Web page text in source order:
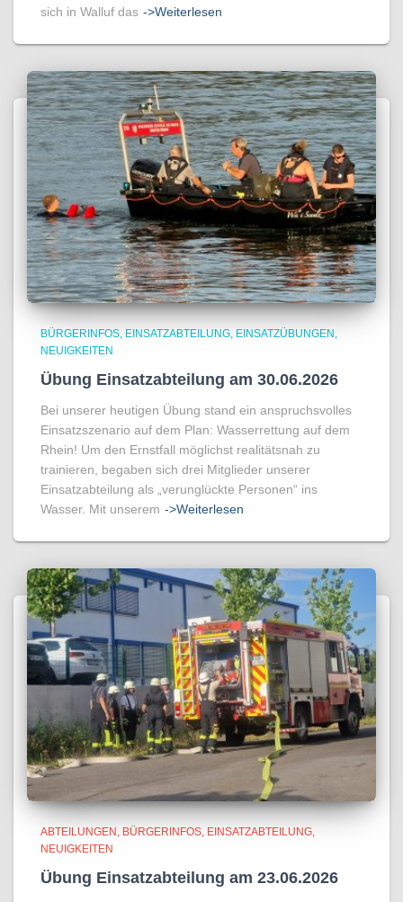
sich in Walluf das ->Weiterlesen
BÜRGERINFOS EINSATZABTEILUNG EINSATZÜBUNGEN
NEUIGKEITEN
Übung Einsatzabteilung am 30.06.2026
Bei unserer heutigen Übung stand ein anspruchsvolles
Einsatzszenario auf dem Plan: Wasserrettung auf dem
Rhein! Um den Ernstfall möglichst realitätsnah zu
trainieren, begaben sich drei Mitglieder unserer
Einsatzabteilung als „verunglückte Personen“ ins
Wasser. Mit unserem ->Weiterlesen
ABTEILUNGEN BÜRGERINFOS EINSATZABTEILUNG
NEUIGKEITEN
Übung Einsatzabteilung am 23.06.2026